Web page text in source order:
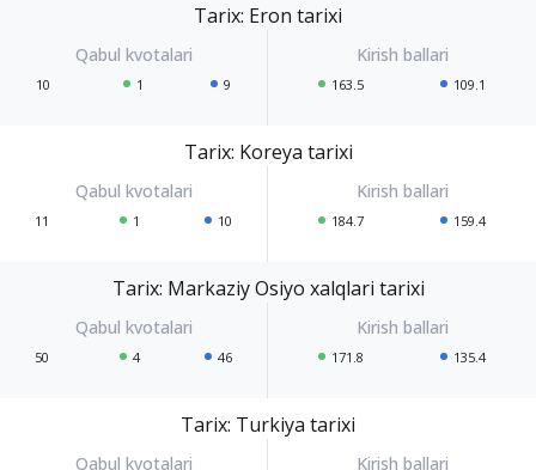
Tarix: Eron tarixi
10 1 9 163.5 109.1
Tarix: Koreya tarixi
11 1 10 184.7 159.4
Tarix: Markaziy Osiyo xalqlari tarixi
50 4 46 171.8 135.4
Tarix: Turkiya tarixi